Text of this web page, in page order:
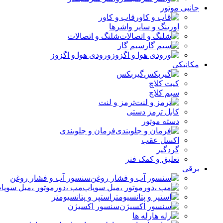
جانبی موتور
قاب و کاور
اورینگ و سایر واشرها
شلنگ و اتصالات
سیم گاز
ورودی هوا و اگزوز
مکانیکی
گیربکس
کیت کلاچ
سیم کلاچ
ترمز و لنت
کابل ترمز دستی
دسته موتور
فرمان و جلوبندی
اکسل عقب
گردگیر
تعلیق و کمک فنر
برقی
سنسور آب و فشار روغن
مپ ،دورموتور ،میل
استپر و پتانسیومتر
سنسور اکسیژن
رله ها